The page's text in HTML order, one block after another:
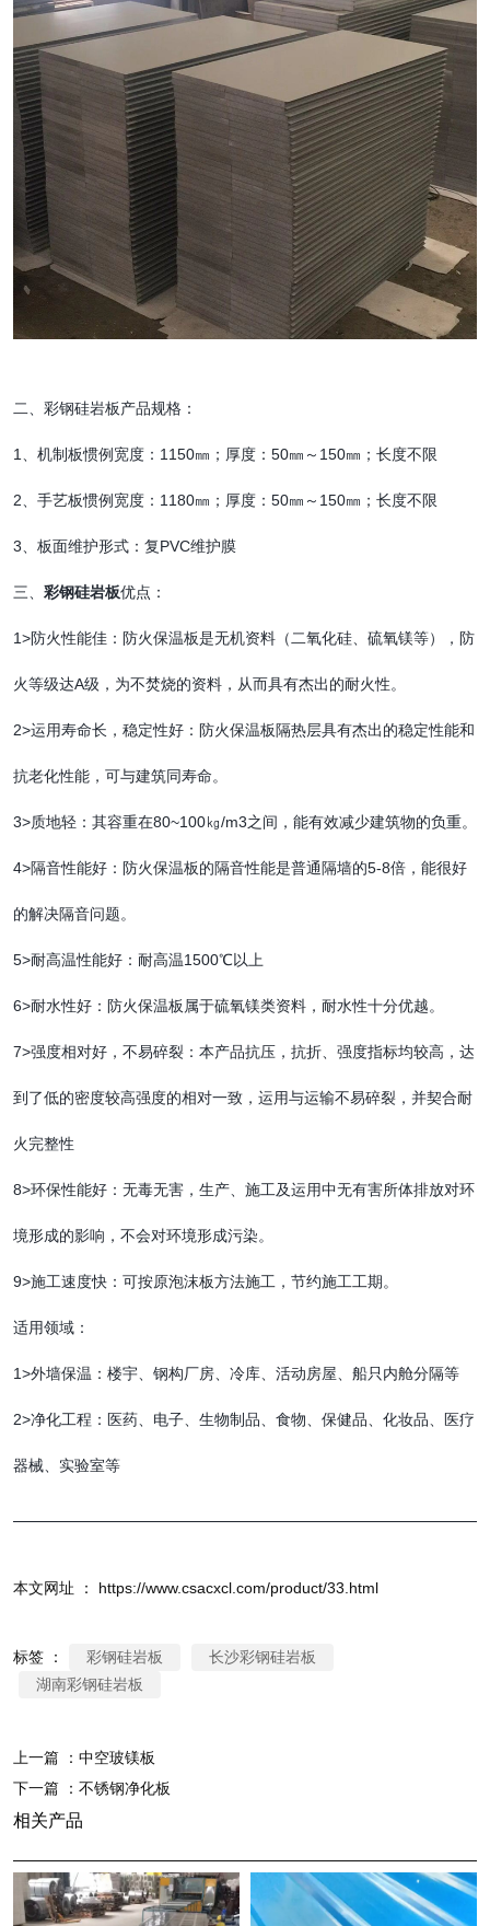
二、彩钢硅岩板产品规格：
1、机制板惯例宽度：1150㎜；厚度：50㎜～150㎜；长度不限
2、手艺板惯例宽度：1180㎜；厚度：50㎜～150㎜；长度不限
3、板面维护形式：复PVC维护膜
三、 彩钢硅岩板优点：
1>防火性能佳：防火保温板是无机资料（二氧化硅、硫氧镁等），防
火等级达A级，为不焚烧的资料，从而具有杰出的耐火性。
2>运用寿命长，稳定性好：防火保温板隔热层具有杰出的稳定性能和
抗老化性能，可与建筑同寿命。
3>质地轻：其容重在80~100㎏/m3之间，能有效减少建筑物的负重。
4>隔音性能好：防火保温板的隔音性能是普通隔墙的5-8倍，能很好
的解决隔音问题。
5>耐高温性能好：耐高温1500℃以上
6>耐水性好：防火保温板属于硫氧镁类资料，耐水性十分优越。
7>强度相对好，不易碎裂：本产品抗压，抗折、强度指标均较高，达
到了低的密度较高强度的相对一致，运用与运输不易碎裂，并契合耐
火完整性
8>环保性能好：无毒无害，生产、施工及运用中无有害所体排放对环
境形成的影响，不会对环境形成污染。
9>施工速度快：可按原泡沫板方法施工，节约施工工期。
适用领域：
1>外墙保温：楼宇、钢构厂房、冷库、活动房屋、船只内舱分隔等
2>净化工程：医药、电子、生物制品、食物、保健品、化妆品、医疗
器械、实验室等
本文网址 ： https://www.csacxcl.com/product/33.html
标签 ： 彩钢硅岩板
长沙彩钢硅岩板
湖南彩钢硅岩板
上一篇 ： 中空玻镁板
下一篇 ： 不锈钢净化板
相关产品